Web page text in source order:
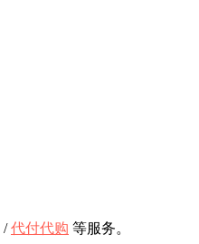
/代付代购 等服务。